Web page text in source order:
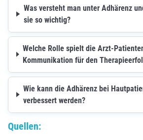
Was versteht man unter Adhärenz
sie so wichtig?
Welche Rolle spielt die Arzt-
Kommunikation für den
Wie kann die Adhärenz bei
verbessert werden?
Quellen: